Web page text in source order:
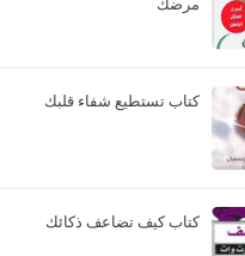
كتاب تستطيع شفاء قلبك
كتاب كيف تضاعف ذكائك